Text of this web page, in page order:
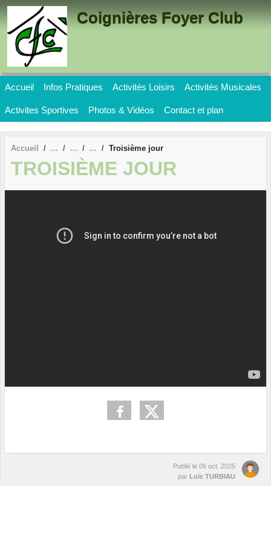
Coignières Foyer Club
Accueil Infos Pratiques Activités Loisirs Activités Musicales
Activites Sportives Photos & Vidéos Contact et plan
Accueil Troisième jour
TROISIÈME JOUR
Publié le 06 oct. 2025
par Loïc TURBIAU
Panneau de gestion des cookies